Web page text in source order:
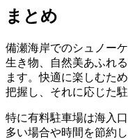
まとめ
備瀬海岸でのシュノー
生き物、自然美あふれ
ます。快適に楽しむた
把握し、それに応じた
特に有料駐車場は海入
多い場合や時間を節約